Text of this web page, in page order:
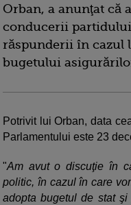
Orban, a anunţat că
conducerii
răspunderii în cazul
bugetului
Potrivit lui Orban, data
Parlamentului este 23
"Am avut o discuţie în
politic, în cazul în care
adopta bugetul de stat